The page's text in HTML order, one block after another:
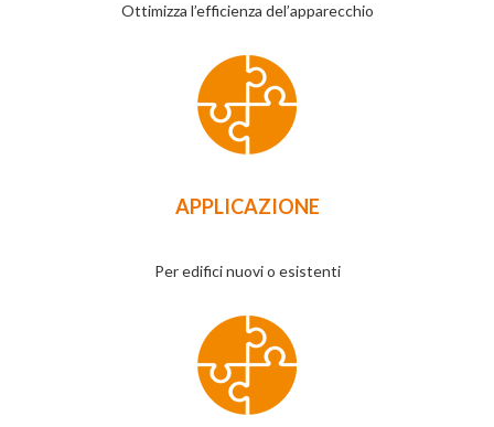
Ottimizza l’efficienza del’apparecchio
APPLICAZIONE
Per edifici nuovi o esistenti